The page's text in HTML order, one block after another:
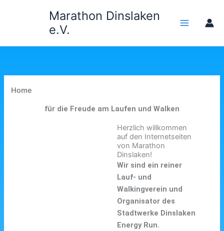
Marathon Dinslaken
e.V.
Home
für die Freude am Laufen und Walken
Herzlich willkommen
auf den Internetseiten
von Marathon
Dinslaken!
Wir sind ein reiner
Lauf- und
Walkingverein und
Organisator des
Stadtwerke Dinslaken
Energy Run.